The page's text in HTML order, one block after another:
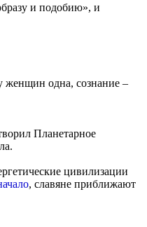
и подобию», и
женщин одна, сознание –
Планетарное
цивилизации
, славяне приближают